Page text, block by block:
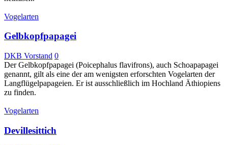
Vogelarten
Gelbkopfpapagei
DKB Vorstand 0
Der Gelbkopfpapagei (Poicephalus flavifrons), auch Schoapapagei
genannt, gilt als eine der am wenigsten erforschten Vogelarten der
Langflügelpapageien. Er ist ausschließlich im Hochland Äthiopiens
zu finden.
Vogelarten
Devillesittich